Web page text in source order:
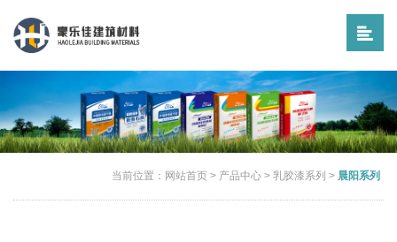
当前位置： 网站首页 > 产品中心 > 乳胶漆系列 > 晨阳系列